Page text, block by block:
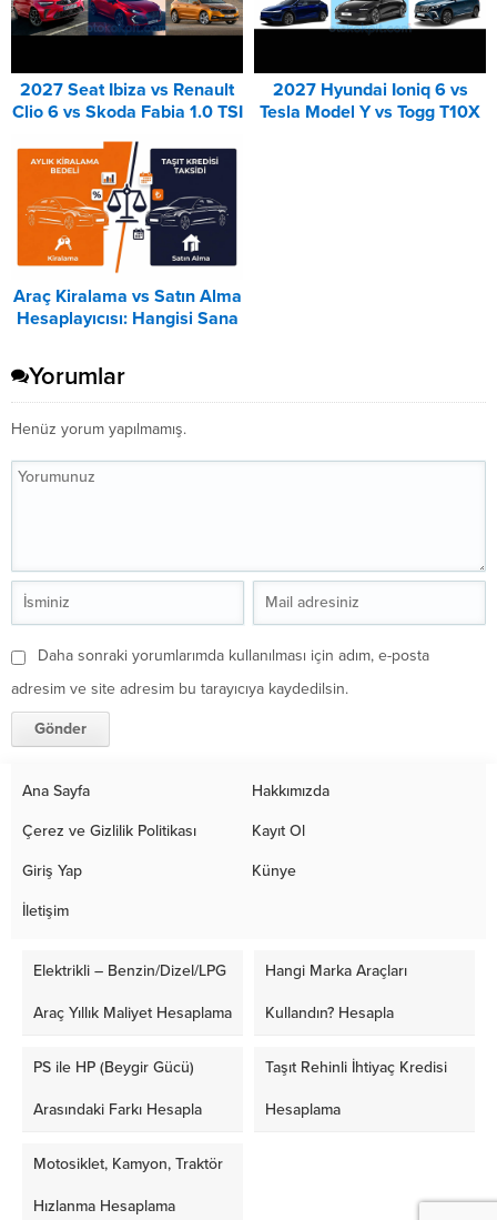
2027 Seat Ibiza vs Renault
Clio 6 vs Skoda Fabia 1.0 TSI
2027 Hyundai Ioniq 6 vs
Tesla Model Y vs Togg T10X
Araç Kiralama vs Satın Alma
Hesaplayıcısı: Hangisi Sana
Yorumlar
Henüz yorum yapılmamış.
Daha sonraki yorumlarımda kullanılması için adım, e-posta
adresim ve site adresim bu tarayıcıya kaydedilsin.
Ana Sayfa Hakkımızda
Çerez ve Gizlilik Politikası Kayıt Ol
Giriş Yap Künye
İletişim
Elektrikli – Benzin/Dizel/LPG
Araç Yıllık Maliyet Hesaplama
Hangi Marka Araçları
Kullandın? Hesapla
PS ile HP (Beygir Gücü)
Arasındaki Farkı Hesapla
Taşıt Rehinli İhtiyaç Kredisi
Hesaplama
Motosiklet, Kamyon, Traktör
Hızlanma Hesaplama